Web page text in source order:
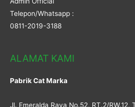
Telepon/Whatsapp :
0811-2019-3188
ALAMAT KAMI
Pabrik Cat Marka
Jl. Emeralda Raya No.52, RT.2/RW.12,